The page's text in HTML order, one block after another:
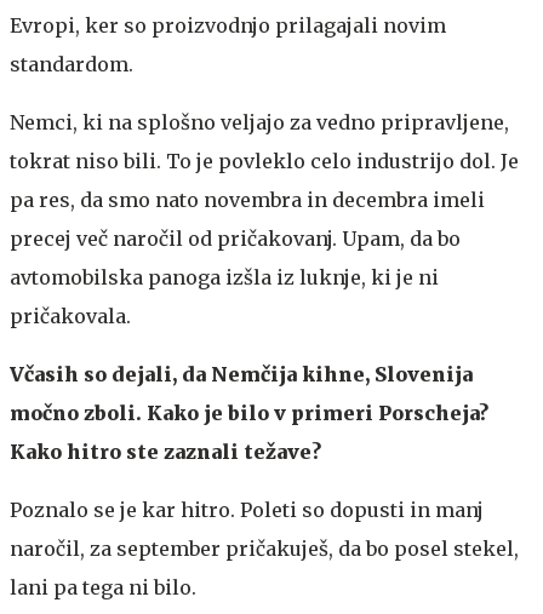
Evropi, ker so proizvodnjo prilagajali novim
standardom.
Nemci, ki na splošno veljajo za vedno pripravljene,
tokrat niso bili. To je povleklo celo industrijo dol. Je
pa res, da smo nato novembra in decembra imeli
precej več naročil od pričakovanj. Upam, da bo
avtomobilska panoga izšla iz luknje, ki je ni
pričakovala.
Včasih so dejali, da Nemčija kihne, Slovenija
močno zboli. Kako je bilo v primeri Porscheja?
Kako hitro ste zaznali težave?
Poznalo se je kar hitro. Poleti so dopusti in manj
naročil, za september pričakuješ, da bo posel stekel,
lani pa tega ni bilo.